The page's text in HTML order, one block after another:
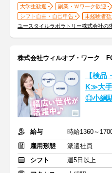
大学生歓迎 副業・Ｗワーク歓迎
シフト自由・自己申告
未経験者歓
ユースタイルラボラトリー株式会社の
株式会社ウィルオブ・ワーク
【検
K≫大
◎小絹
給与
時給1360～
雇用形態
派遣社員
シフト
週5日以上